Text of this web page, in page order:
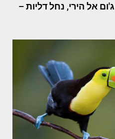
אל הירי, נחל דליות –